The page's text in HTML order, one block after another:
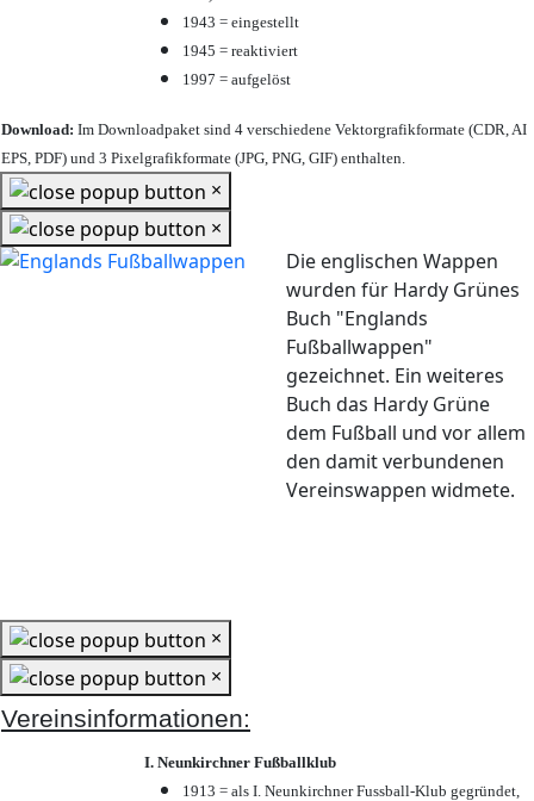
1943 = eingestellt
1945 = reaktiviert
1997 = aufgelöst
Download: Im Downloadpaket sind 4 verschiedene Vektorgrafikformate (CDR, AI
EPS, PDF) und 3 Pixelgrafikformate (JPG, PNG, GIF) enthalten.
×
×
Die englischen Wappen
wurden für Hardy Grünes
Buch "Englands
Fußballwappen"
gezeichnet. Ein weiteres
Buch das Hardy Grüne
dem Fußball und vor allem
den damit verbundenen
Vereinswappen widmete.
×
×
Vereinsinformationen:
I. Neunkirchner Fußballklub
1913 = als I. Neunkirchner Fussball-Klub gegründet,